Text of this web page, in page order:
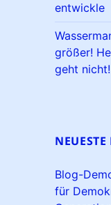
entwickle
größer!
geht nicht!
Blog-
für